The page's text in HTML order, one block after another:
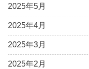
2025年5月
2025年4月
2025年3月
2025年2月